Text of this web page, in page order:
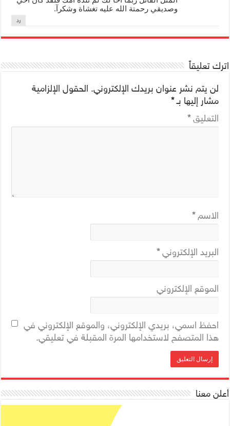
وصديقي رحمتة الله عليه تغشاة وشكرآ.
رد
اترك تعليقاً
لن يتم نشر عنوان بريدك الإلكتروني. الحقول الإلزامية
مشار إليها بـ*
التعليق*
الاسم*
البريد الإلكتروني*
الموقع الإلكتروني
احفظ اسمي، بريدي الإلكتروني، والموقع الإلكتروني في
هذا المتصفح لاستخدامها المرة المقبلة في تعليقي.
أعلن معنا